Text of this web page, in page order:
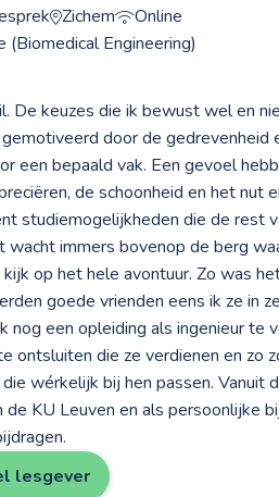
Zichem
Online
(Biomedical Engineering)
De keuzes die ik bewust wel en
door de gedrevenheid
een bepaald vak. Een gevoel
de schoonheid en het nut
studiemogelijkheden die de rest
wacht immers bovenop de berg
op het hele avontuur. Zo was
goede vrienden eens ik ze in
nog een opleiding als ingenieur te
ontsluiten die ze verdienen en zo
wérkelijk bij hen passen. Vanuit
KU Leuven en als persoonlijke
lesgever